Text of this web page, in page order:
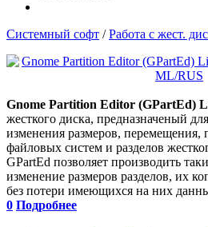
Системный софт /Работа с жест.
Gnome Partition Editor (GPartEd)
жесткого диска, предназначеный
изменения размеров, перемещения,
файловых систем и разделов
GPartEd позволяет производить
изменение размеров разделов, их
без потери имеющихся на них
0 Подробнее